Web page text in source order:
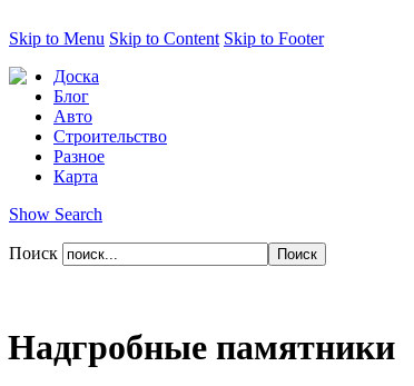
Skip to Menu Skip to Content Skip to Footer
Доска
Блог
Авто
Строительство
Разное
Карта
Show Search
Поиск
Надгробные памятники